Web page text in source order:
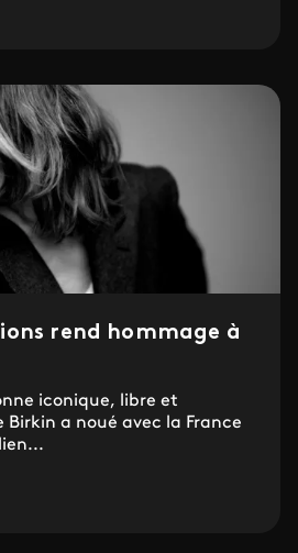
rend hommage à
iconique, libre et
Birkin a noué avec la France